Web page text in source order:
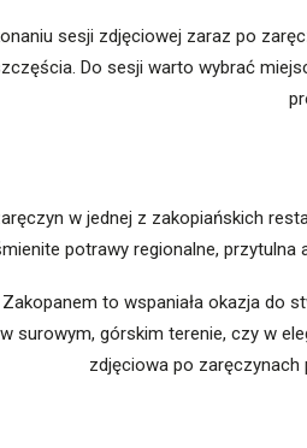
sesji zdjęciowej zaraz po
Do sesji warto wybrać
w jednej z zakopiańskich
potrawy regionalne,
to wspaniała okazja do
surowym, górskim terenie, czy w
zdjęciowa po